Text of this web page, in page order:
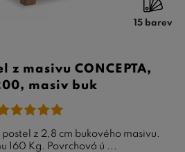
15 barev
z masivu CONCEPTA,
masiv buk
z 2,8 cm bukového masivu.
160 Kg. Povrchová ú ...